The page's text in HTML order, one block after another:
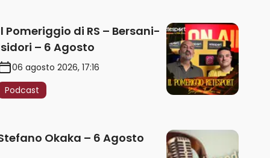
Pomeriggio di RS – Bersani-
– 6 Agosto
06 agosto 2026, 17:16
Podcast
Okaka – 6 Agosto